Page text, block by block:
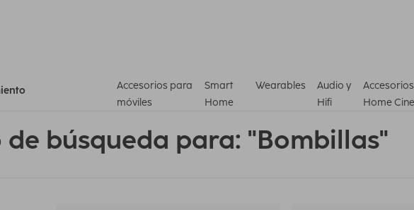
Accesorios para
móviles
Smart
Home
Wearables
Audio y
Hifi
Home
de búsqueda para: "Bombillas"